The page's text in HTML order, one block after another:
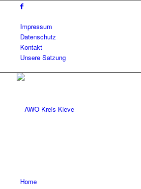
Impressum
Datenschutz
Kontakt
Unsere Satzung
Home